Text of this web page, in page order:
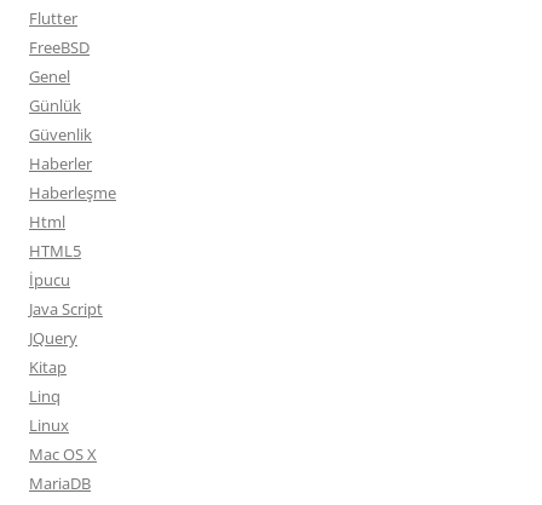
Flutter
FreeBSD
Genel
Günlük
Güvenlik
Haberler
Haberleşme
Html
HTML5
İpucu
Java Script
JQuery
Kitap
Linq
Linux
Mac OS X
MariaDB